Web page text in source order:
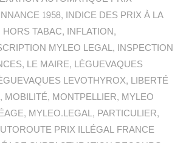
1958, INDICE DES PRIX À LA
TABAC, INFLATION,
MYLEO LEGAL, INSPECTION
, LE MAIRE, LÈGUEVAQUES
LEVOTHYROX, LIBERTÉ
, MOBILITÉ, MONTPELLIER, MYLEO
, MYLEO.LEGAL, PARTICULIER,
PRIX ILLÉGAL FRANCE